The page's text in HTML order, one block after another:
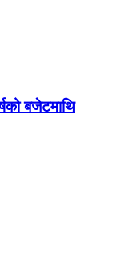
बजेटमाथि